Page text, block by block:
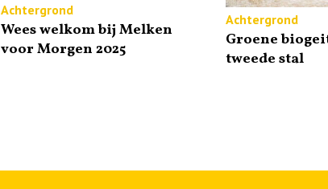
Achtergrond
Wees welkom bij Melken
voor Morgen 2025
Achtergrond
Groene
tweede stal